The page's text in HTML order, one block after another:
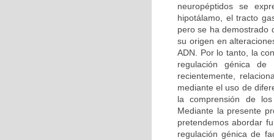
neuropéptidos se
hipotálamo, el tracto
pero se ha demostrado
su origen en
ADN. Por lo tanto, la
regulación génica de
recientemente,
mediante el uso de
la comprensión de
Mediante la presente
pretendemos abordar
regulación génica de